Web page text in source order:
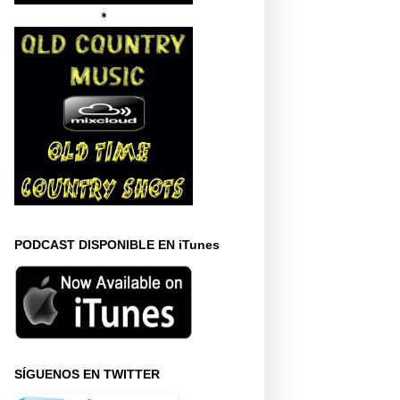
*
PODCAST DISPONIBLE EN iTunes
SÍGUENOS EN TWITTER